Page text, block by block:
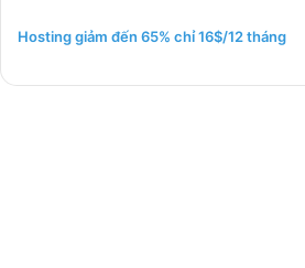
Hosting giảm đến 65% chỉ 16$/12 tháng